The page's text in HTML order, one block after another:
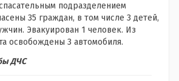
подразделением
35 граждан, в том числе 3 детей,
Эвакуирован 1 человек. Из
освобождены 3 автомобиля.
ДЧС